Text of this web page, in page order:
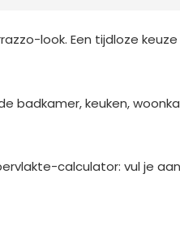
look. Een tijdloze
badkamer, keuken,
calculator: vul je